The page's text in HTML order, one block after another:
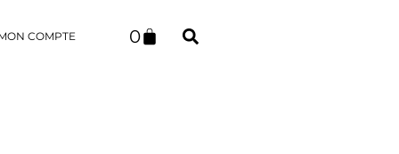
COMPTE 0